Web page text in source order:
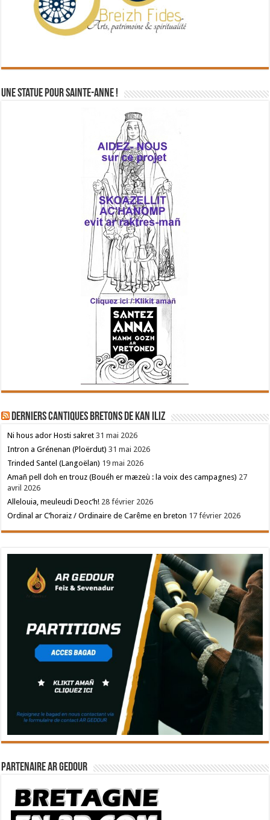
Une statue pour Sainte-Anne !
Derniers cantiques bretons de Kan Iliz
Ni hous ador Hosti sakret 31 mai 2026
Intron a Grénenan (Ploërdut) 31 mai 2026
Trinded Santel (Langoëlan) 19 mai 2026
Amañ pell doh en trouz (Bouéh er mæzeù : la voix des campagnes) 27
avril 2026
Allelouia, meuleudi Deoc’h! 28 février 2026
Ordinal ar C’horaiz / Ordinaire de Carême en breton 17 février 2026
Partenaire Ar Gedour